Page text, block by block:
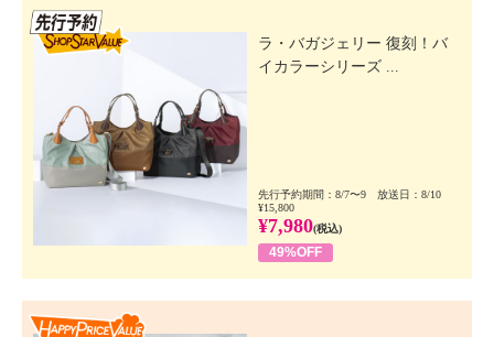
ラ・バガジェリー 復刻！バ
イカラーシリーズ ...
先行予約期間：8/7〜9 放送日：8/10
¥15,800
¥7,980(税込)
49%OFF